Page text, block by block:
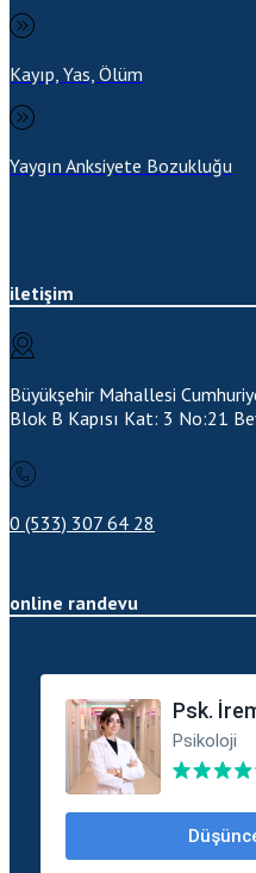
Kayıp, Yas, Ölüm
Yaygın Anksiyete Bozukluğu
iletişim
Büyükşehir Mahallesi
Blok B Kapısı Kat: 3 No:21
0 (533) 307 64 28
online randevu